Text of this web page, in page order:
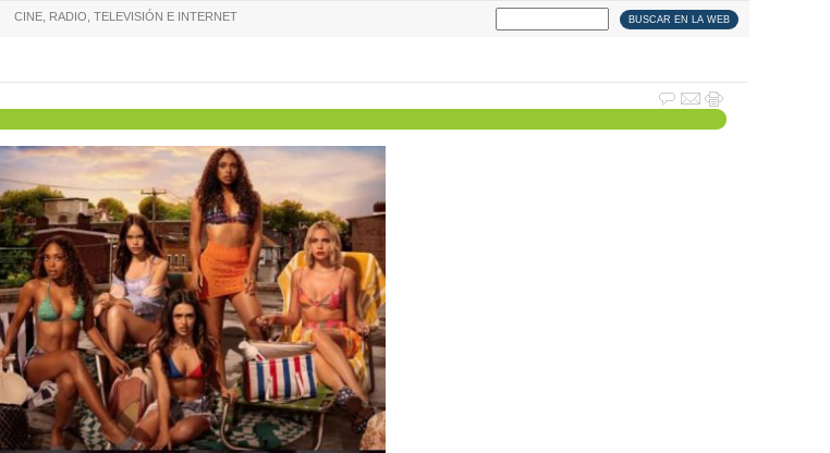
CINE, RADIO, TELEVISIÓN E INTERNET